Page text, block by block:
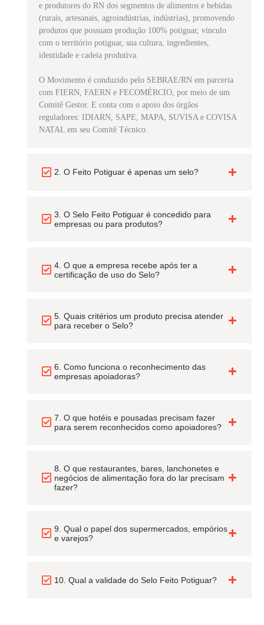
e produtores do RN dos segmentos de alimentos e bebidas
(rurais, artesanais, agroindústrias, indústrias), promovendo
produtos que possuam produção 100% potiguar, vínculo
com o território potiguar, sua cultura, ingredientes,
identidade e cadeia produtiva.
O Movimento é conduzido pelo SEBRAE/RN em parceria
com FIERN, FAERN e FECOMÉRCIO, por meio de um
Comitê Gestor. E conta com o apoio dos órgãos
reguladores: IDIARN, SAPE, MAPA, SUVISA e COVISA
NATAL em seu Comitê Técnico.
2. O Feito Potiguar é apenas um selo?
3. O Selo Feito Potiguar é concedido para
empresas ou para produtos?
4. O que a empresa recebe após ter a
certificação de uso do Selo?
5. Quais critérios um produto precisa atender
para receber o Selo?
6. Como funciona o reconhecimento das
empresas apoiadoras?
7. O que hotéis e pousadas precisam fazer
para serem reconhecidos como apoiadores?
8. O que restaurantes, bares, lanchonetes e
negócios de alimentação fora do lar precisam
fazer?
9. Qual o papel dos supermercados, empórios
e varejos?
10. Qual a validade do Selo Feito Potiguar?